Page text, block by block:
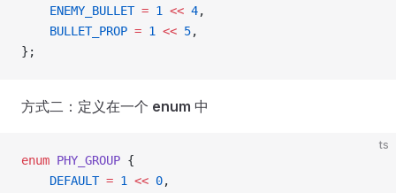
    ENEMY_BULLET
= 1 << 4,
    BULLET_PROP
= 1 << 5,
};
方式二：定义在一个 enum 中
ts
enum PHY_GROUP {
    DEFAULT
= 1 << 0,